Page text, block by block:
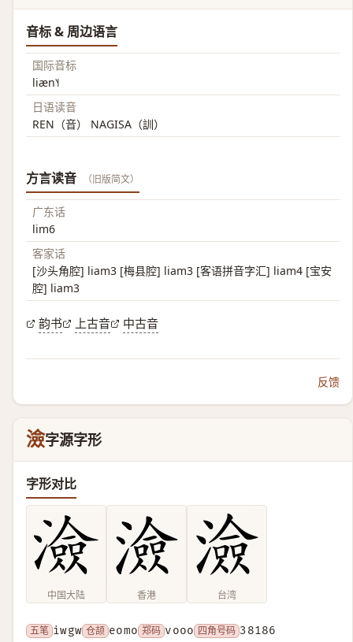
音标 & 周边语言
国际音标
liæn˥˧
日语读音
REN（音） NAGISA（訓）
方言读音 （旧版简文）
广东话
lim6
客家话
[沙头角腔] liam3 [梅县腔] liam3 [客语拼音字汇] liam4 [宝安
腔] liam3
韵书 上古音 中古音
反馈
澰字源字形
字形对比
中国大陆 香港 台湾
五笔 iwgw 仓颉 eomo 郑码 vooo 四角号码 38186